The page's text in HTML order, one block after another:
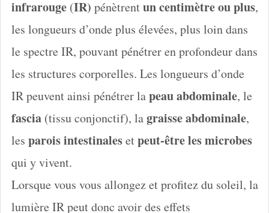
infrarouge (IR) pénètrentun centimètre ou plus,
les longueurs d’onde plus élevées, plus loin dans
le spectre IR, pouvant pénétrer en profondeur dans
les structures corporelles. Les longueurs d’onde
IR peuvent ainsi pénétrer lapeau abdominale, le
fascia(tissu conjonctif), lagraisse abdominale,
les parois intestinalesetpeut-être les microbes
qui y vivent.
Lorsque vous vous allongez et profitez du soleil, la
lumière IR peut donc avoir des effets